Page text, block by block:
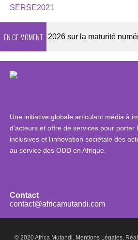
SERSE2021
EN CE MOMENT2026 sur la maturité
Une initiative globale articulant média à
d’acteurs et offre de services pour porter
inclusives et l’innovation sociétale des
au service des ODD en Afrique.
Contact
contact@africamutandi.com
© 2020 Africa Mutandi. Mentions Légales.